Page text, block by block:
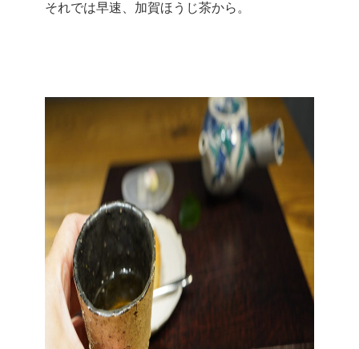
それでは早速、加賀ほうじ茶から。